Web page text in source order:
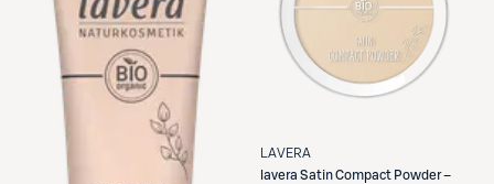
LAVERA
lavera Satin Compact Powder –